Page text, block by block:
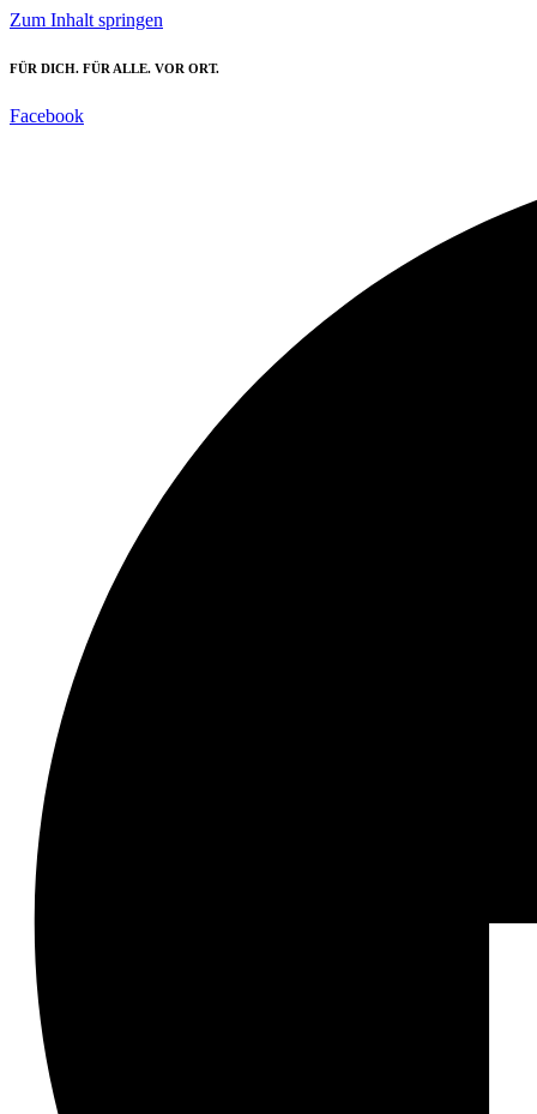
Zum Inhalt springen
FÜR DICH. FÜR ALLE. VOR ORT.
Facebook